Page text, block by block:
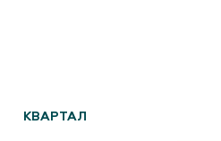
КВАРТАЛ